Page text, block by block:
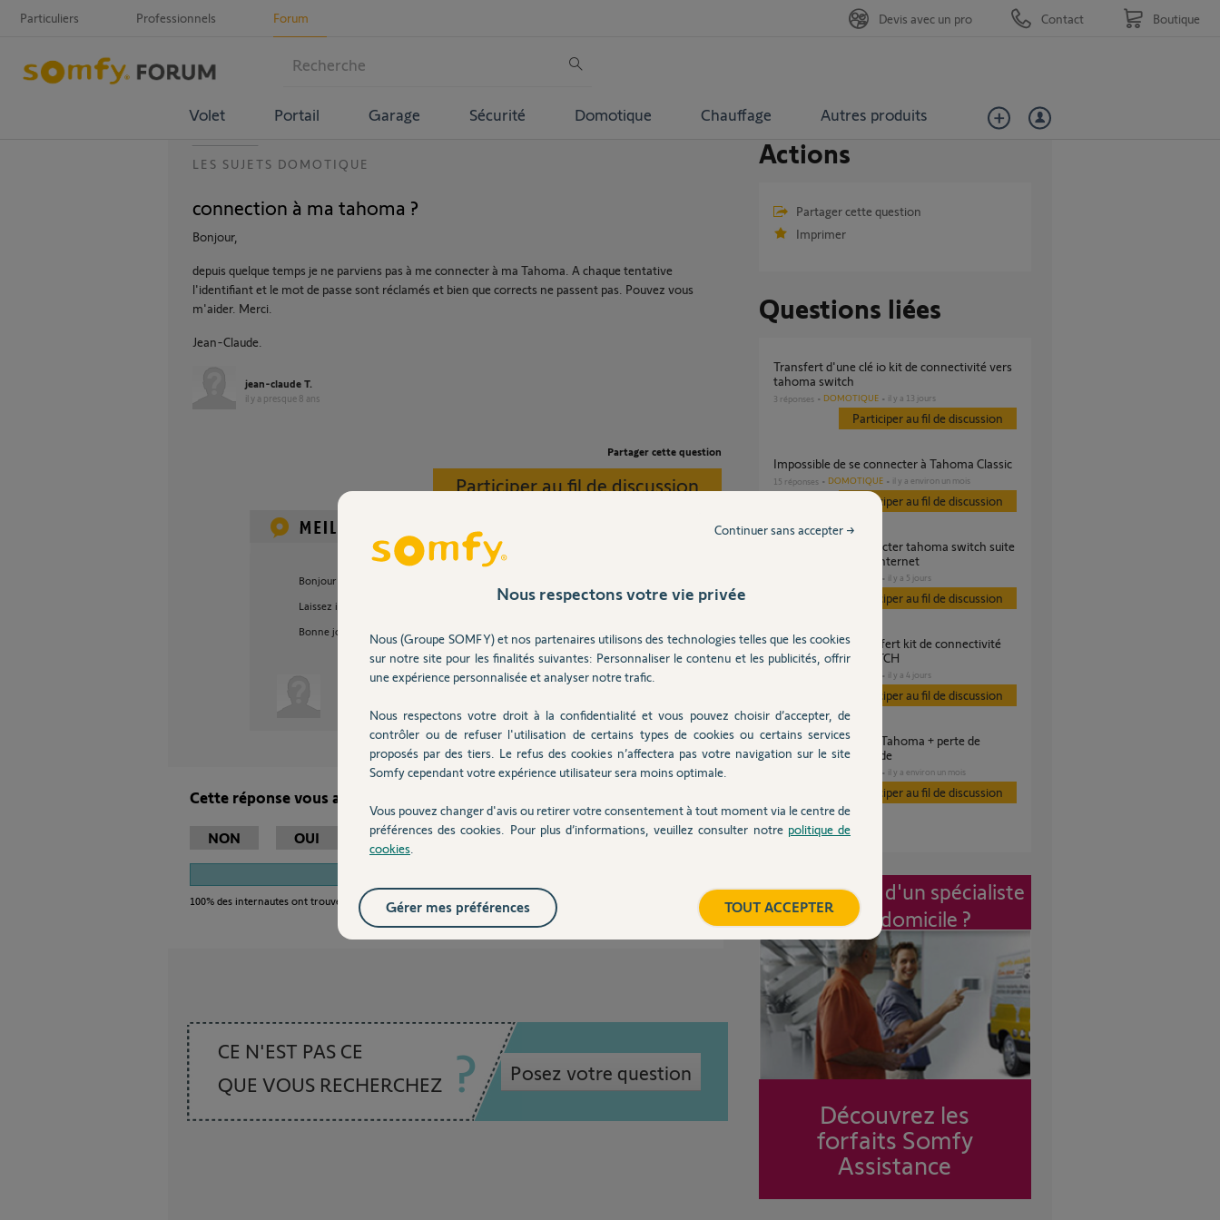
Particuliers Professionnels Forum
Volet Portail Garage Sécurité Domotique Chauffage Autres produits
Devis avec un pro Contact Boutique
LES SUJETS DOMOTIQUE
connection à ma tahoma ?
Bonjour,
depuis quelque temps je ne parviens pas à me connecter à ma Tahoma. A chaque tentative
l'identifiant et le mot de passe sont réclamés et bien que corrects ne passent pas. Pouvez vous
m'aider. Merci.
Jean-Claude.
jean-claude T.
il y a presque 8 ans
Partager cette question
Participer au fil de discussion
Bonjour Jean-Claude
Laissez ici le PIN de votre Tahoma.
Bonne journée !
Cette réponse vous a-t-elle aidé ?
NON OUI
100% des internautes ont trouvé cette réponse utile
CE N'EST PAS CE
QUE VOUS RECHERCHEZ
Posez votre question
Actions
Partager cette question
Imprimer
Questions liées
Transfert d'une clé io kit de connectivité vers
tahoma switch
3 réponses DOMOTIQUE il y a 13 jours
Participer au fil de discussion
Impossible de se connecter à Tahoma Classic
15 réponses DOMOTIQUE il y a environ un mois
Participer au fil de discussion
a changement box internet
il y a 5 jours
Participer au fil de discussion
je souhaite un transfert kit de connectivité
vers TAHOMA SWITCH
il y a 4 jours
Participer au fil de discussion
perte de connexion Tahoma + perte de
portée télécommande
il y a environ un mois
Participer au fil de discussion
Intervention d'un spécialiste
à mon domicile ?
Découvrez les
forfaits Somfy
Assistance
Nous respectons votre vie privée
Nous (Groupe SOMFY) et nos partenaires utilisons des technologies telles que les cookies
sur notre site pour les finalités suivantes: Personnaliser le contenu et les publicités, offrir
une expérience personnalisée et analyser notre trafic.
Nous respectons votre droit à la confidentialité et vous pouvez choisir d’accepter, de
contrôler ou de refuser l'utilisation de certains types de cookies ou certains services
proposés par des tiers. Le refus des cookies n’affectera pas votre navigation sur le site
Somfy cependant votre expérience utilisateur sera moins optimale.
Vous pouvez changer d'avis ou retirer votre consentement à tout moment via le centre de
préférences des cookies. Pour plus d’informations, veuillez consulter notre politique de
cookies
Continuer sans accepter →
TOUT ACCEPTER
Gérer mes préférences